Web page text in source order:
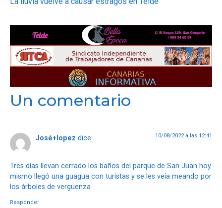
Un comentario
José+lopez dice: 10/08/2022 a las 12:41
Tres días llevan cerrado los baños del parque de San Juan hoy
mismo llegó una guagua con turistas y se les veía meando por
los árboles de vergüenza
Responder